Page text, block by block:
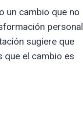
un cambio que no
personal
sugiere que
que el cambio es